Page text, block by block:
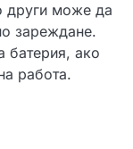
други може да
зареждане.
батерия, ако
работа.